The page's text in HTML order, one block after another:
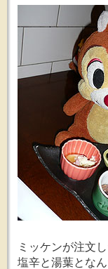
ミッケンが注文
塩辛と湯葉とな